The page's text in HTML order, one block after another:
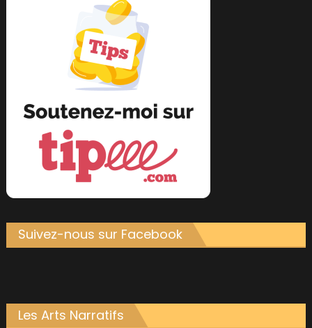
Suivez-nous sur Facebook
Les Arts Narratifs